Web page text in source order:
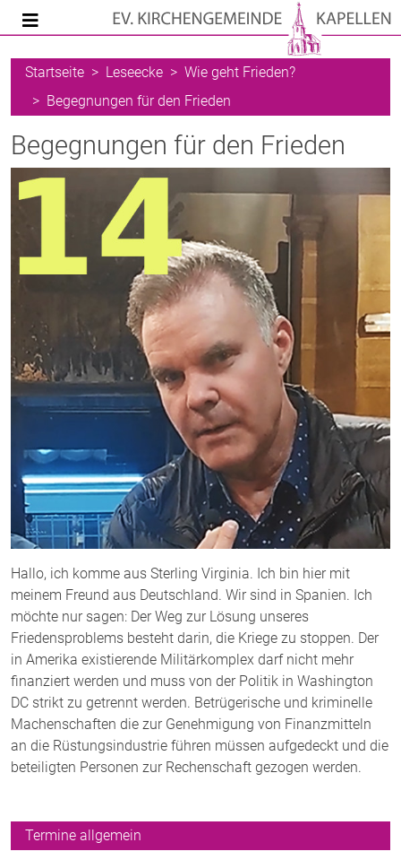
Startseite Leseecke
Wie geht Frieden?
Begegnungen für den Frieden
Begegnungen für den Frieden
Hallo, ich komme aus Sterling Virginia. Ich bin hier mit
meinem Freund aus Deutschland. Wir sind in Spanien. Ich
möchte nur sagen: Der Weg zur Lösung unseres
Friedensproblems besteht darin, die Kriege zu stoppen. Der
in Amerika existierende Militärkomplex darf nicht mehr
finanziert werden und muss von der Politik in Washington
DC strikt zu getrennt werden. Betrügerische und kriminelle
Machenschaften die zur Genehmigung von Finanzmitteln
an die Rüstungsindustrie führen müssen aufgedeckt und die
beteiligten Personen zur Rechenschaft gezogen werden.
Termine allgemein